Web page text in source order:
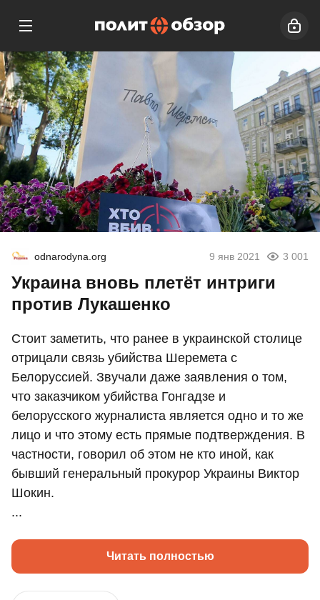
odnarodyna.org 9 янв 2021 3 001
Украина вновь плетёт интриги
против Лукашенко
Стоит заметить, что ранее в украинской столице
отрицали связь убийства Шеремета с
Белоруссией. Звучали даже заявления о том,
что заказчиком убийства Гонгадзе и
белорусского журналиста является одно и то же
лицо и что этому есть прямые подтверждения. В
частности, говорил об этом не кто иной, как
бывший генеральный прокурор Украины Виктор
Шокин.
...
Читать полностью